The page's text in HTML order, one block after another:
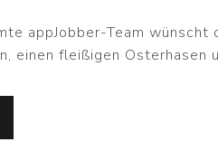
appJobber-Team
einen fleißigen Osterhasen